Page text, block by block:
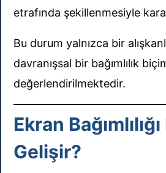
etrafında şekillenmesiyle
Bu durum yalnızca bir
davranışsal bir bağımlılık
değerlendirilmektedir.
Ekran Bağımlılığı
Gelişir?